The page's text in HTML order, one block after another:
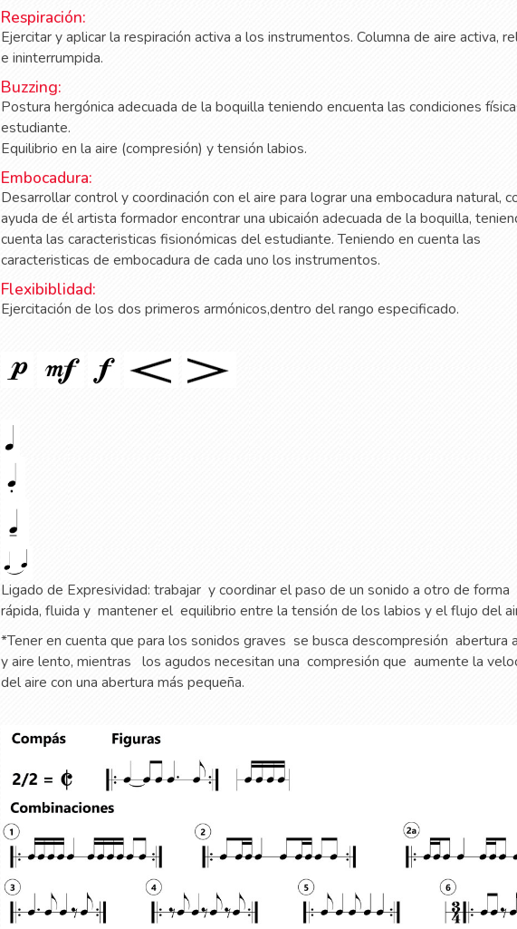
Respiración:
Ejercitar y aplicar la respiración activa a los instrumentos. Columna de aire activa,
e ininterrumpida.
Buzzing:
Postura hergónica adecuada de la boquilla teniendo encuenta las condiciones
estudiante.
Equilibrio en la aire (compresión) y tensión labios.
Embocadura:
Desarrollar control y coordinación con el aire para lograr una embocadura natural,
ayuda de él artista formador encontrar una ubicaión adecuada de la boquilla,
cuenta las caracteristicas fisionómicas del estudiante. Teniendo en cuenta las
caracteristicas de embocadura de cada uno los instrumentos.
Flexibiblidad:
Ejercitación de los dos primeros armónicos,dentro del rango especificado.
Ligado de Expresividad: trabajar y coordinar el paso de un sonido a otro de forma
rápida, fluida y mantener el equilibrio entre la tensión de los labios y el flujo del
*Tener en cuenta que para los sonidos graves se busca descompresión abertura
y aire lento, mientras
los agudos necesitan una compresión que aumente la
del aire con una abertura más pequeña.